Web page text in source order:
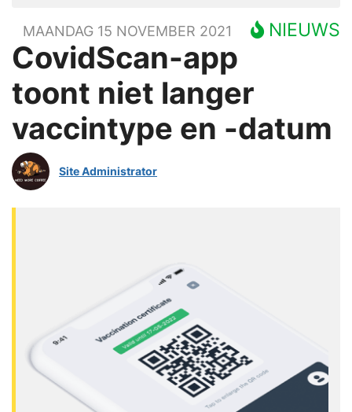
NIEUWS
MAANDAG 15 NOVEMBER 2021
CovidScan-app
toont niet langer
vaccintype en -datum
Site Administrator